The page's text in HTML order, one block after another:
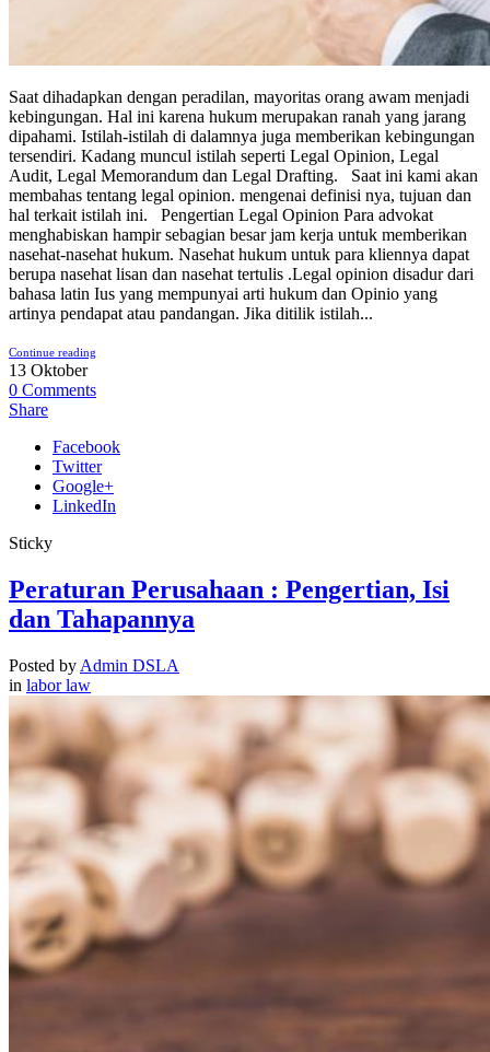
Saat dihadapkan dengan peradilan, mayoritas orang awam menjadi
kebingungan. Hal ini karena hukum merupakan ranah yang jarang
dipahami. Istilah-istilah di dalamnya juga memberikan kebingungan
tersendiri. Kadang muncul istilah seperti Legal Opinion, Legal
Audit, Legal Memorandum dan Legal Drafting. Saat ini kami akan
membahas tentang legal opinion. mengenai definisi nya, tujuan dan
hal terkait istilah ini. Pengertian Legal Opinion Para advokat
menghabiskan hampir sebagian besar jam kerja untuk memberikan
nasehat-nasehat hukum. Nasehat hukum untuk para kliennya dapat
berupa nasehat lisan dan nasehat tertulis .Legal opinion disadur dari
bahasa latin Ius yang mempunyai arti hukum dan Opinio yang
artinya pendapat atau pandangan. Jika ditilik istilah...
Continue reading
13 Oktober
0 Comments
Share
Facebook
Twitter
Google+
LinkedIn
Sticky
Peraturan Perusahaan : Pengertian, Isi
dan Tahapannya
Posted by Admin DSLA
in labor law